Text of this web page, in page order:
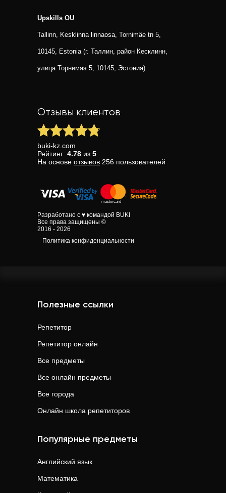
Upskills OU
Tallinn, Kesklinna linnaosa, Tornimäe tn 5,
10145, Estonia (г. Таллин, район Кесклинн,
улица Торнимяэ 5, 10145, Эстония)
Отзывы клиентов
buki-kz.com
Рейтинг: 4.78 из 5
На основе отзывов 256 пользователей
Разработано с ♥ командой BUKI
Все права защищены ©
2016 - 2026
Политика конфиденциальности
Полезные ссылки
Репетитор
Репетитор онлайн
Все предметы
Все онлайн предметы
Все города
Онлайн школа репетиторов
Популярные предметы
Английский язык
Математика